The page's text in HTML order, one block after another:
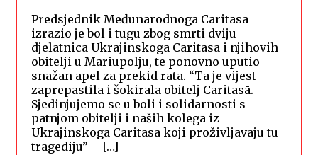
Predsjednik Međunarodnoga Caritasa
izrazio je bol i tugu zbog smrti dviju
djelatnica Ukrajinskoga Caritasa i njihovih
obitelji u Mariupolju, te ponovno uputio
snažan apel za prekid rata. “Ta je vijest
zaprepastila i šokirala obitelj Caritasā.
Sjedinjujemo se u boli i solidarnosti s
patnjom obitelji i naših kolega iz
Ukrajinskoga Caritasa koji proživljavaju tu
tragediju” – […]